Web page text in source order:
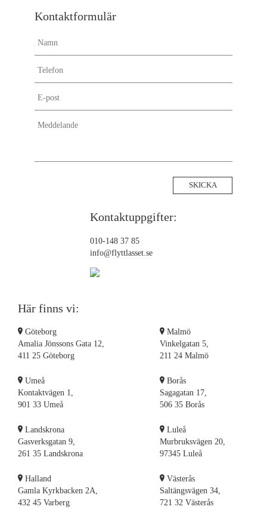
Flyttstädning Sundbyberg
Flyttstädning Solna
Flyttstädning Skellefteå
Flyttstädning Svalöv
Flyttstädning Upplands-väsby
Flyttstädning Salem
Flyttstädning Landvetter
Flyttstädning Lerum
Flyttstädning Nynäshamn
Flyttstädning Örebro
Flyttstädning Laholm
Flyttstädning Partille
Flyttstädning Lycksele
Flyttstädning Örnsköldsvik
Flyttstädning Nykvarn
Flyttstädning Norrtälje
Flyttstädning Linköping
Flyttstädning Kungsbacka
Flyttstädning Halmstad
Flyttstädning Gällivare
Kontaktuppgifter:
010-148 37 85
info@flyttlasset.se
Här finns vi:
Göteborg
Amalia Jönssons Gata 12,
411 25 Göteborg
Malmö
Vinkelgatan 5,
211 24 Malmö
Umeå
Kontaktvägen 1,
901 33 Umeå
Borås
Sagagatan 17,
506 35 Borås
Landskrona
Gasverksgatan 9,
261 35 Landskrona
Luleå
Murbruksvägen 20,
97345 Luleå
Halland
Gamla Kyrkbacken 2A,
432 45 Varberg
Västerås
Saltängsvägen 34,
721 32 Västerås
Kontaktformulär